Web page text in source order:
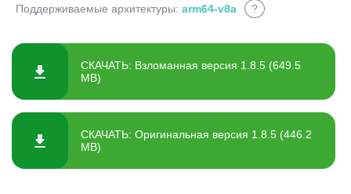
Поддерживаемые архитектуры: arm64-v8a ?
СКАЧАТЬ: Взломанная версия 1.8.5 (649.5
MB)
СКАЧАТЬ: Оригинальная версия 1.8.5 (446.2
MB)